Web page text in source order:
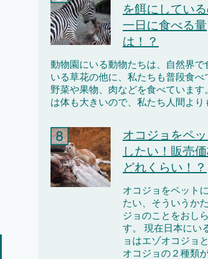
を餌にしている
一日に食べる量
は！？
動物園にいる動物たちは、自然界で
いる草花の他に、私たちも普段食べ
野菜や果物、肉などを食べています
は体も大きいので、私たち人間より
オコジョをペ
したい！販売
どれくらい！？
オコジョをペット
たい、そういうか
ジョのことをおし
す。 現在日本にい
ョはエゾオコジョ
オコジョの２種類